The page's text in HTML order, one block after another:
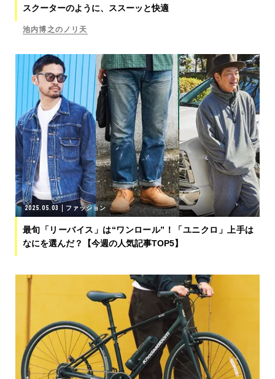
スクーターのように、ススーッと快適
池内博之のノリ天
2025.05.03 ファッション
最旬「リーバイス」は“ワンロール”！「ユニクロ」上手は
なにを選んだ？【今週の人気記事TOP5】